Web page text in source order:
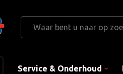
Service & Onderhoud